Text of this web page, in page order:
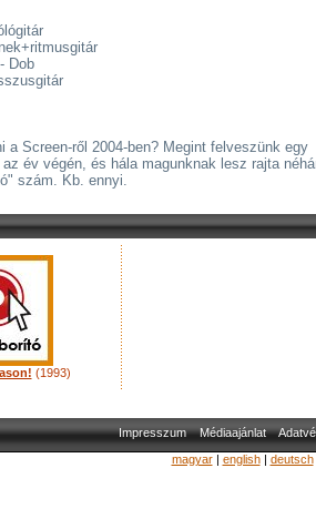
Dob
a Screen-ről 2004-ben? Megint felveszünk egy
az év végén, és hála magunknak lesz rajta
szám. Kb. ennyi.
(1993)
Impresszum Médiaajánlat
magyar| english| deutsch